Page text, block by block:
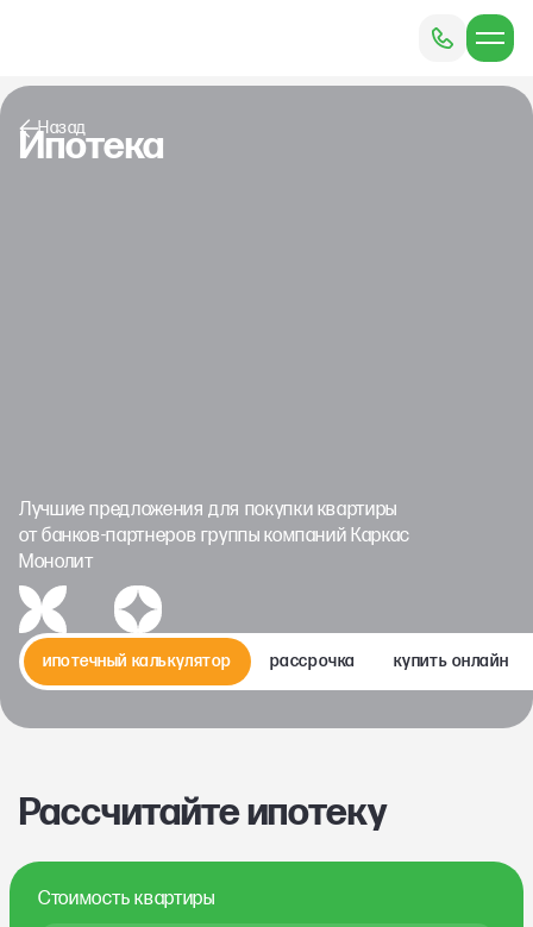
Назад
Ипотека
Лучшие предложения для покупки квартиры
от банков-партнеров группы компаний Каркас
Монолит
ипотечный калькулятор рассрочка купить онлайн
Рассчитайте ипотеку
Стоимость квартиры